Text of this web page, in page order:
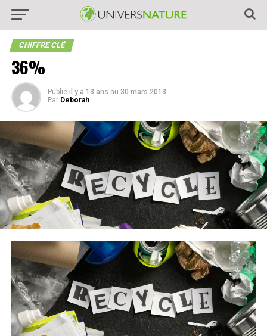
CHIFFRE CLÉ
36%
Publié il y a 13 ans au 30 mars 2013
Par Deborah